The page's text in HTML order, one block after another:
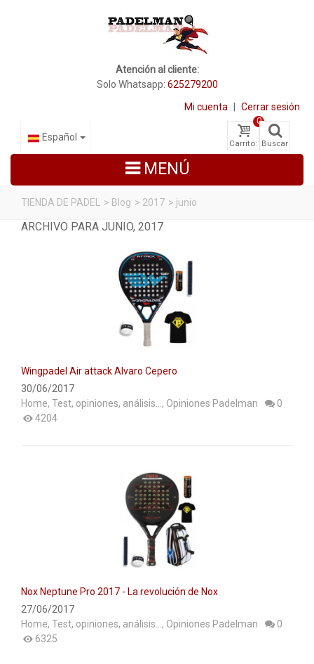
Atención al cliente:
Solo Whatsapp: 625279200
Mi cuenta Cerrar sesión
Carrito:
0
Buscar
Español
MENÚ
PALAS DE PADEL
ROPA
OUTLET PADEL
TIENDA DE PADEL > Blog > 2017 > junio
ARCHIVO PARA JUNIO, 2017
Wingpadel Air attack Alvaro Cepero
30/06/2017
Home, Test, opiniones, análisis... , Opiniones Padelman
0
4204
Nox Neptune Pro 2017 - La revolución de Nox
27/06/2017
Home, Test, opiniones, análisis... , Opiniones Padelman
0
6325